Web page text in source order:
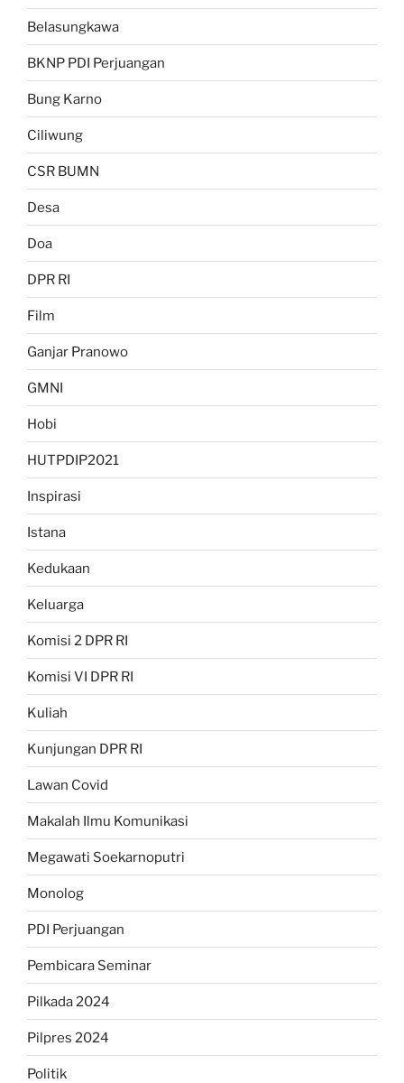
Belasungkawa
BKNP PDI Perjuangan
Bung Karno
Ciliwung
CSR BUMN
Desa
Doa
DPR RI
Film
Ganjar Pranowo
GMNI
Hobi
HUTPDIP2021
Inspirasi
Istana
Kedukaan
Keluarga
Komisi 2 DPR RI
Komisi VI DPR RI
Kuliah
Kunjungan DPR RI
Lawan Covid
Makalah Ilmu Komunikasi
Megawati Soekarnoputri
Monolog
PDI Perjuangan
Pembicara Seminar
Pilkada 2024
Pilpres 2024
Politik